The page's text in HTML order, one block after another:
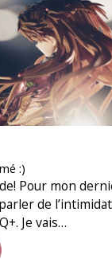
:)
Pour mon
de
Je vais…